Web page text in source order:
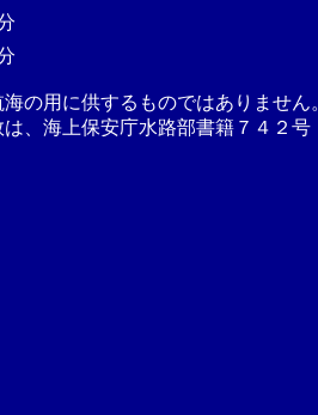
の用に供するものではありませ
、海上保安庁水路部書籍７４２